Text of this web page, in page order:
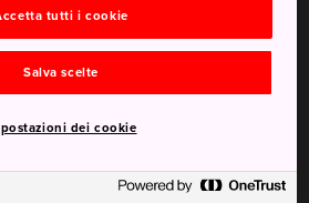
15 minuti a piedi dalla stazione di
JR Kisuki.
della Terra
tutti i cookie
Salva scelte
dei cookie